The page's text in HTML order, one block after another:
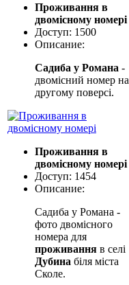
Проживання в
двомісному номері
Доступ: 1500
Описание:
Садиба у Романа -
двомісний номер на
другому поверсі.
Проживання в
двомісному номері
Доступ: 1454
Описание:
Садиба у Романа -
фото двомісного
номера для
проживання в селі
Дубина біля міста
Сколе.